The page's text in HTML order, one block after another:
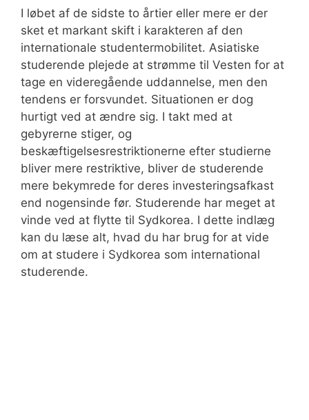
I løbet af de sidste to årtier eller mere er der
sket et markant skift i karakteren af den
internationale studentermobilitet. Asiatiske
studerende plejede at strømme til Vesten for at
tage en videregående uddannelse, men den
tendens er forsvundet. Situationen er dog
hurtigt ved at ændre sig. I takt med at
gebyrerne stiger, og
beskæftigelsesrestriktionerne efter studierne
bliver mere restriktive, bliver de studerende
mere bekymrede for deres investeringsafkast
end nogensinde før. Studerende har meget at
vinde ved at flytte til Sydkorea. I dette indlæg
kan du læse alt, hvad du har brug for at vide
om at studere i Sydkorea som international
studerende.